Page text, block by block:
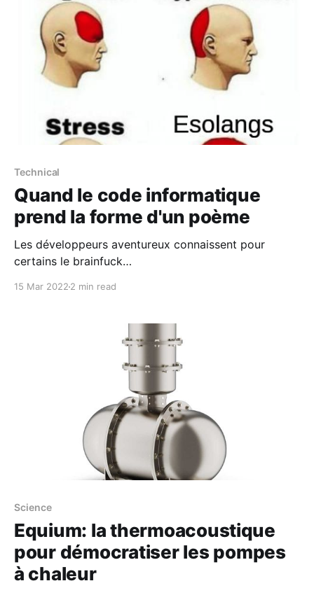
Technical
Quand le code informatique
prend la forme d'un poème
Les développeurs aventureux connaissent pour
certains le brainfuck
<<<<-]>+>+>->>+[<]<-]>
15 Mar 2022 2 min read
Science
Equium: la thermoacoustique
pour démocratiser les pompes
à chaleur